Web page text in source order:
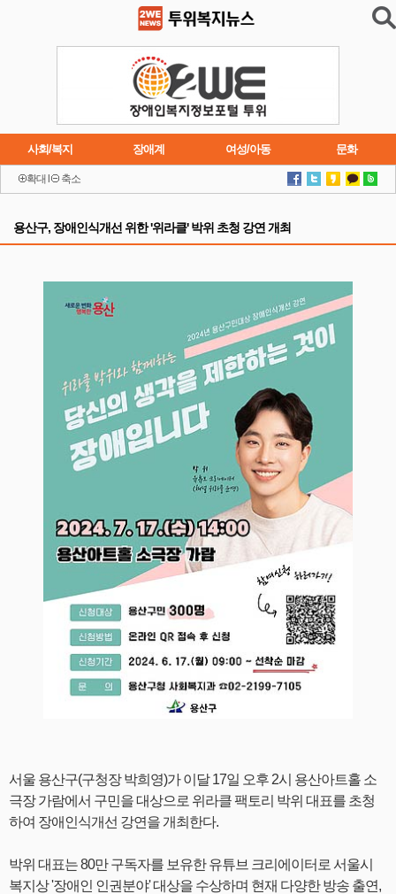
사회/복지 장애계 여성/아동 문화
이슈 연재소설
확대 축소
용산구, 장애인식개선 위한 '위라클' 박위 초청 강연 개최
서울 용산구(구청장 박희영)가 이달 17일 오후 2시 용산아트홀 소
극장 가람에서 구민을 대상으로 위라클 팩토리 박위 대표를 초청
하여 장애인식개선 강연을 개최한다.
박위 대표는 80만 구독자를 보유한 유튜브 크리에이터로 서울시
복지상 '장애인 인권분야' 대상을 수상하며 현재 다양한 방송 출연,